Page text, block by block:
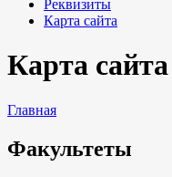
Реквизиты
Карта сайта
Карта сайта
Главная
Факультеты